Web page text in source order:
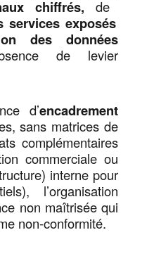
chiffrés,de
services exposés
des données
de levier
d’encadrement
sans matrices de
complémentaires
commerciale ou
interne pour
l’organisation
non maîtrisée qui
non‑conformité.